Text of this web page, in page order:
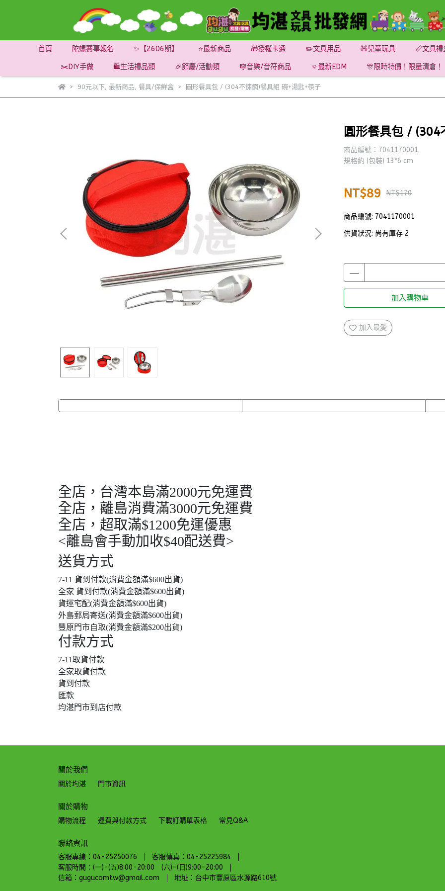
首頁 陀螺賽事報名 ✨【2606期】 ⭐最新商品 🎁授權卡通 ✏️文具用品 🧸兒童玩具 📏文具禮
✂️DIY手做 🛍️生活禮品類 🎉節慶/活動類 🎼音樂/音符商品 🔅最新EDM 🎊限時特價！限量清倉！
90元以下, 最新商品, 餐具/保鮮盒 圓形餐具包 / (304不鏽鋼)餐具組 碗+湯匙+筷子
圓形餐具包 / (304
商品編號：7041170001
規格約 (包裝) 13*6 cm
NT$89 NT$170
商品編號: 7041170001
供貨狀況: 尚有庫存 2
加入購物車
加入最愛
全店，台灣本島滿2000元免運費
全店，離島消費滿3000元免運費
全店，超取滿$1200免運優惠
<離島會手動加收$40配送費>
送貨方式
7-11 貨到付款(消費金額滿$600出貨)
全家 貨到付款(消費金額滿$600出貨)
貨運宅配(消費金額滿$600出貨)
外島郵局寄送(消費金額滿$600出貨)
豐原門市自取(消費金額滿$200出貨)
付款方式
7-11取貨付款
全家取貨付款
貨到付款
匯款
均湛門市到店付款
關於我們
關於均湛 門市資訊
關於購物
購物流程 運費與付款方式 下載訂購單表格 常見Q&A
聯絡資訊
客服專線：04-25250076
客服傳真：04-25225984
客服時間：(一)-(五)8:00-20:00 (六)-(日)9:00-20:00
信箱：gugucomtw@gmail.com
地址：台中市豐原區水源路610號